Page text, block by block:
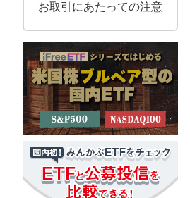
お取引にあたっての注意